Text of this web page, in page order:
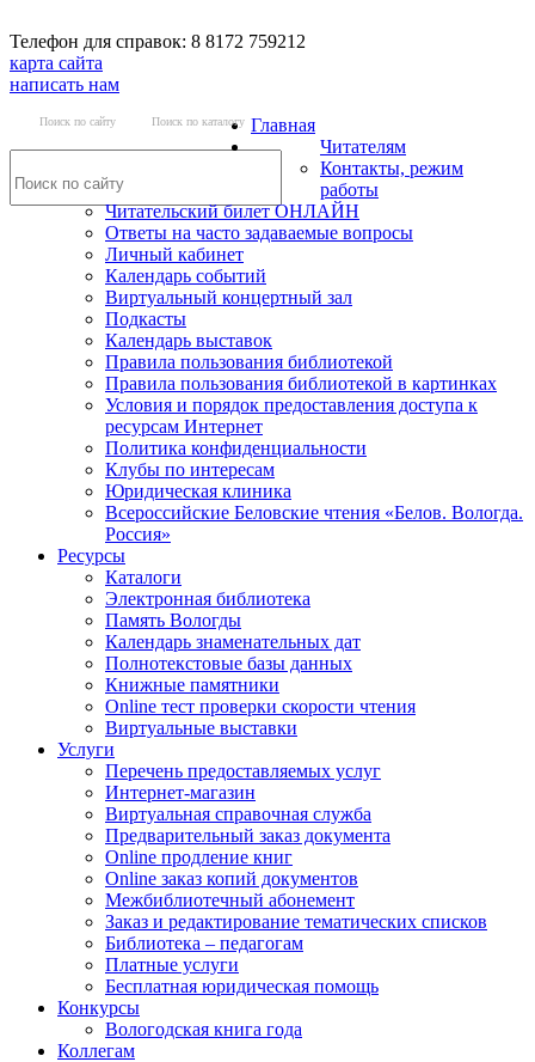
Телефон для справок: 8 8172 759212
карта сайта
написать нам
Поиск по сайту Поиск по каталогу Главная
Читателям
Контакты, режим
работы
Читательский билет ОНЛАЙН
Ответы на часто задаваемые вопросы
Личный кабинет
Календарь событий
Виртуальный концертный зал
Подкасты
Календарь выставок
Правила пользования библиотекой
Правила пользования библиотекой в картинках
Условия и порядок предоставления доступа к
ресурсам Интернет
Политика конфиденциальности
Клубы по интересам
Юридическая клиника
Всероссийские Беловские чтения «Белов. Вологда.
Россия»
Ресурсы
Каталоги
Электронная библиотека
Память Вологды
Календарь знаменательных дат
Полнотекстовые базы данных
Книжные памятники
Online тест проверки скорости чтения
Виртуальные выставки
Услуги
Перечень предоставляемых услуг
Интернет-магазин
Виртуальная справочная служба
Предварительный заказ документа
Online продление книг
Online заказ копий документов
Межбиблиотечный абонемент
Заказ и редактирование тематических списков
Библиотека – педагогам
Платные услуги
Бесплатная юридическая помощь
Конкурсы
Вологодская книга года
Коллегам